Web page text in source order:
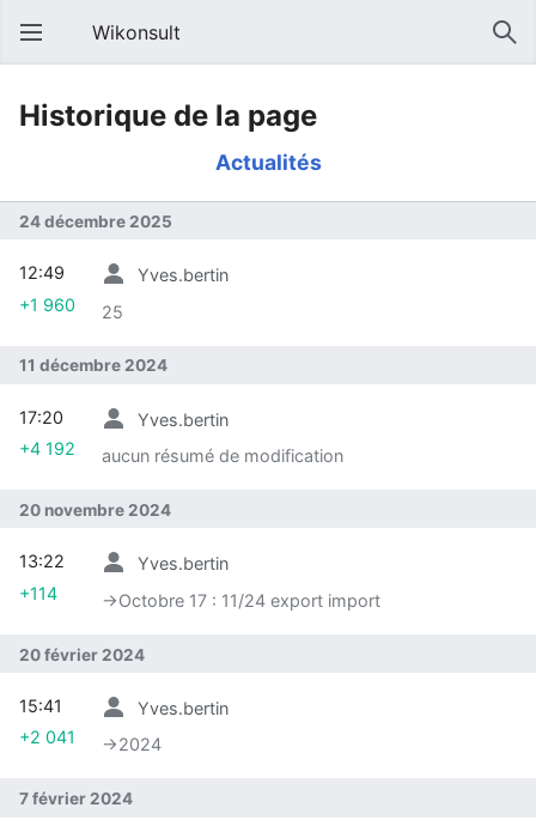
Ouvrir le menu principal
Wikonsult
Historique de la page
Actualités
24 décembre 2025
Yves.bertin
25
12:49
+1 960
11 décembre 2024
Yves.bertin
aucun résumé de modification
17:20
+4 192
20 novembre 2024
Yves.bertin
→‎Octobre 17 : 11/24 export import
13:22
+114
20 février 2024
Yves.bertin
→‎2024
15:41
+2 041
7 février 2024